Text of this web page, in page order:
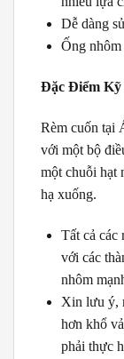
Dễ dàng
Ống nhôm
Đặc Điểm Kỹ
Rèm cuốn tại
với một bộ
một chuỗi hạt
hạ xuống.
Tất cả các
với các
nhôm
Xin lưu ý,
hơn khổ
phải thực